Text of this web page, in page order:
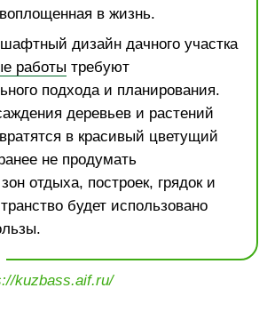
в жизнь.
дизайн дачного участка
работы требуют
подхода и планирования.
деревьев и растений
в красивый цветущий
не продумать
отдыха, построек, грядок и
будет использовано
kuzbass.aif.ru/